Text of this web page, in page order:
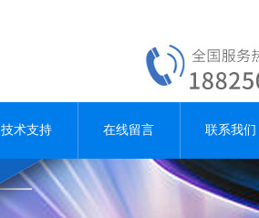
技术支持 在线留言 联系我们